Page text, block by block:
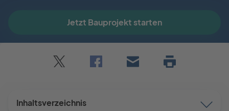
Jetzt Bauprojekt starten
Inhaltsverzeichnis